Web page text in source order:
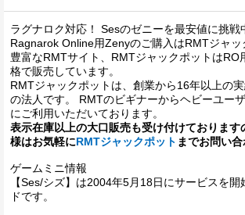
ラグナロク対応！ Sesのゼニーを最安値に挑戦
Ragnarok Online用Zenyのご購入はRMTジャ
豊富なRMTサイト、RMTジャックポットはRO
格で販売しています。
RMTジャックポットは、創業から16年以上の
の法人です。 RMTのビギナーからヘビーユー
にご利用いただいております。
表示在庫以上の大口販売も受け付けております
様はお気軽にRMTジャックポット までお問い合
ゲームミニ情報
【Ses/シズ】は2004年5月18日にサービスを
ドです。